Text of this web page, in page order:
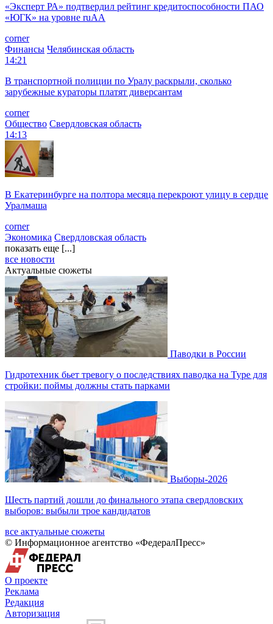
«Эксперт РА» подтвердил рейтинг кредитоспособности ПАО
«ЮГК» на уровне ruAА
corner
Финансы Челябинская область
14:21
В транспортной полиции по Уралу раскрыли, сколько
зарубежные кураторы платят диверсантам
corner
Общество Свердловская область
14:13
В Екатеринбурге на полтора месяца перекроют улицу в сердце
Уралмаша
corner
Экономика Свердловская область
показать еще [...]
все новости
Актуальные сюжеты
Паводки в России
Гидротехник бьет тревогу о последствиях паводка на Туре для
стройки: поймы должны стать парками
Выборы-2026
Шесть партий дошли до финального этапа свердловских
выборов: выбыли трое кандидатов
все актуальные сюжеты
© Информационное агентство «ФедералПресс»
О проекте
Реклама
Редакция
Авторизация